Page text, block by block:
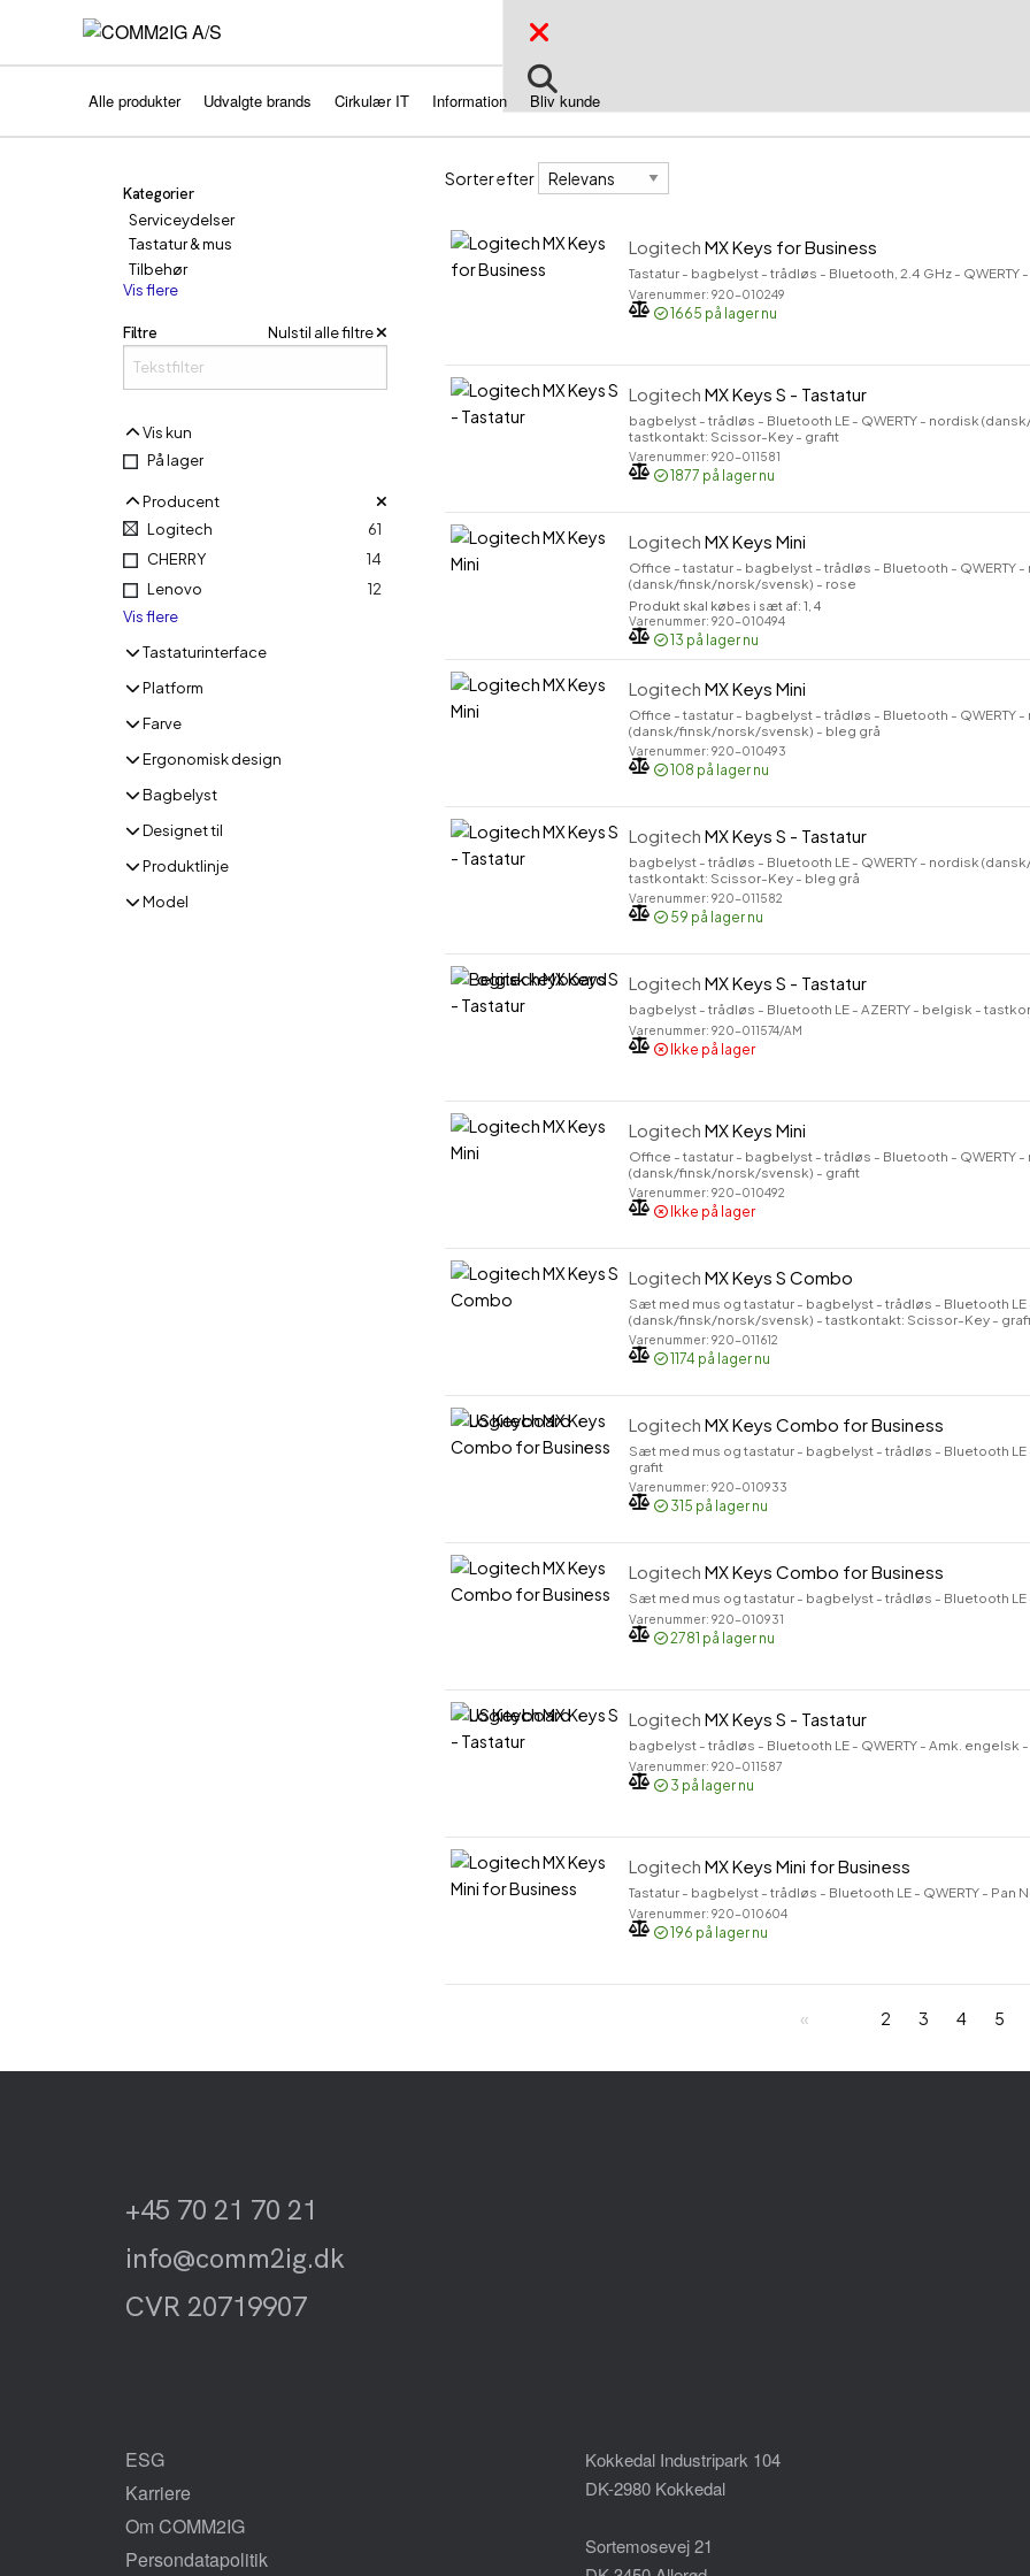
Alle produkter Udvalgte brands Cirkulær IT Information Bliv kunde
Kategorier
Serviceydelser
Tastatur & mus
Tilbehør
Vis flere
Filtre Nulstil alle filtre
Vis kun
På lager
Producent
Logitech
61
CHERRY
14
Lenovo
12
Vis flere
Tastaturinterface
Platform
Farve
Ergonomisk design
Bagbelyst
Designet til
Produktlinje
Model
Sorter efter
Sorter efter
Logitech MX Keys for Business
Tastatur - bagbelyst - trådløs - Bluetooth, 2.4 GHz - QWERTY
Varenummer: 920-010249
1665 på lager nu
Logitech MX Keys S - Tastatur
bagbelyst - trådløs - Bluetooth LE - QWERTY - nordisk
tastkontakt: Scissor-Key - grafit
Varenummer: 920-011581
1877 på lager nu
Logitech MX Keys Mini
Office - tastatur - bagbelyst - trådløs - Bluetooth - QWERTY -
(dansk/finsk/norsk/svensk) - rose
Produkt skal købes i sæt af: 1, 4
Varenummer: 920-010494
13 på lager nu
Logitech MX Keys Mini
Office - tastatur - bagbelyst - trådløs - Bluetooth - QWERTY -
(dansk/finsk/norsk/svensk) - bleg grå
Varenummer: 920-010493
108 på lager nu
Logitech MX Keys S - Tastatur
bagbelyst - trådløs - Bluetooth LE - QWERTY - nordisk
tastkontakt: Scissor-Key - bleg grå
Varenummer: 920-011582
59 på lager nu
Logitech MX Keys S - Tastatur
bagbelyst - trådløs - Bluetooth LE - AZERTY - belgisk -
Varenummer: 920-011574/AM
Ikke på lager
Logitech MX Keys Mini
Office - tastatur - bagbelyst - trådløs - Bluetooth - QWERTY -
(dansk/finsk/norsk/svensk) - grafit
Varenummer: 920-010492
Ikke på lager
Logitech MX Keys S Combo
Sæt med mus og tastatur - bagbelyst - trådløs - Bluetooth LE
(dansk/finsk/norsk/svensk) - tastkontakt: Scissor-Key -
Varenummer: 920-011612
1174 på lager nu
Logitech MX Keys Combo for Business
Sæt med mus og tastatur - bagbelyst - trådløs - Bluetooth LE
grafit
Varenummer: 920-010933
315 på lager nu
Logitech MX Keys Combo for Business
Sæt med mus og tastatur - bagbelyst - trådløs - Bluetooth LE
Varenummer: 920-010931
2781 på lager nu
Logitech MX Keys S - Tastatur
bagbelyst - trådløs - Bluetooth LE - QWERTY - Amk.
Varenummer: 920-011587
3 på lager nu
Logitech MX Keys Mini for Business
Tastatur - bagbelyst - trådløs - Bluetooth LE - QWERTY - Pan
Varenummer: 920-010604
196 på lager nu
2 3 4 5
+45 70 21 70 21
info@comm2ig.dk
CVR 20719907
ESG
Karriere
Om COMM2IG
Persondatapolitik
Kokkedal Industripark 104
DK-2980 Kokkedal
Sortemosevej 21